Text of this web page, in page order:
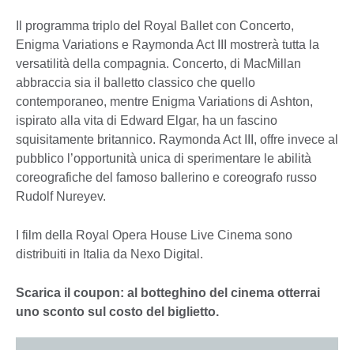
Il programma triplo del Royal Ballet con Concerto,
Enigma Variations e Raymonda Act III mostrerà tutta la
versatilità della compagnia. Concerto, di MacMillan
abbraccia sia il balletto classico che quello
contemporaneo, mentre Enigma Variations di Ashton,
ispirato alla vita di Edward Elgar, ha un fascino
squisitamente britannico. Raymonda Act III, offre invece al
pubblico l’opportunità unica di sperimentare le abilità
coreografiche del famoso ballerino e coreografo russo
Rudolf Nureyev.
I film della Royal Opera House Live Cinema sono
distribuiti in Italia da Nexo Digital.
Scarica il coupon: al botteghino del cinema otterrai
uno sconto sul costo del biglietto.